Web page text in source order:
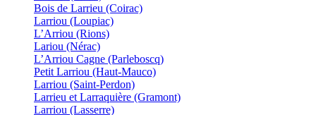
Bois de Larrieu (Coirac)
Larriou (Loupiac)
L’Arriou (Rions)
Lariou (Nérac)
L’Arriou Cagne (Parleboscq)
Petit Larriou (Haut-Mauco)
Larriou (Saint-Perdon)
Larrieu et Larraquière (Gramont)
Larriou (Lasserre)